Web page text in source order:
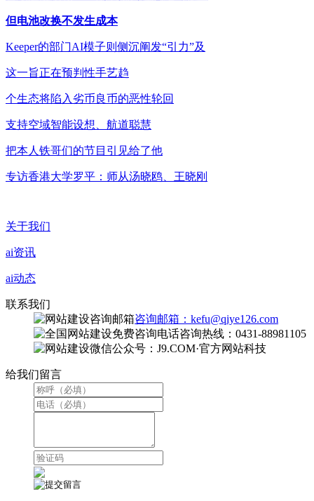
但电池改换不发生成本
Keeper的部门AI模子则侧沉阐发“引力”及
这一旨正在预判性手艺趋
个生态将陷入劣币良币的恶性轮回
支持空域智能设想、航道聪慧
把本人铁哥们的节目引见给了他
专访香港大学罗平：师从汤晓鸥、王晓刚
关于我们
ai资讯
ai动态
联系我们
咨询邮箱：kefu@qiye126.com
咨询热线：0431-88981105
微信公众号：J9.COM·官方网站科技
给我们留言